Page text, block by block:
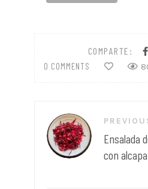
COMPARTE:
0 COMMENTS
Ensalada
con